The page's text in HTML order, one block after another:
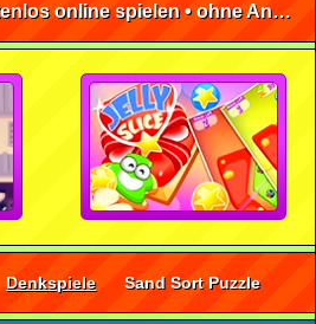
Sand Sort Puzzle kostenlos online spielen • ohne Anmeldung 🕹️
Denkspiele Sand Sort Puzzle